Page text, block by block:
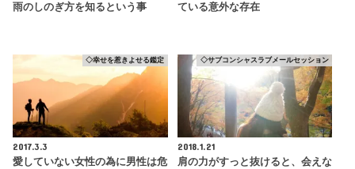
雨のしのぎ方を知るという事
ている意外な存在
◇幸せを惹きよせる鑑定
2017.3.3
愛していない女性の為に男性は危
◇サブコンシャスラブメールセッション
2018.1.21
肩の力がすっと抜けると、会えな